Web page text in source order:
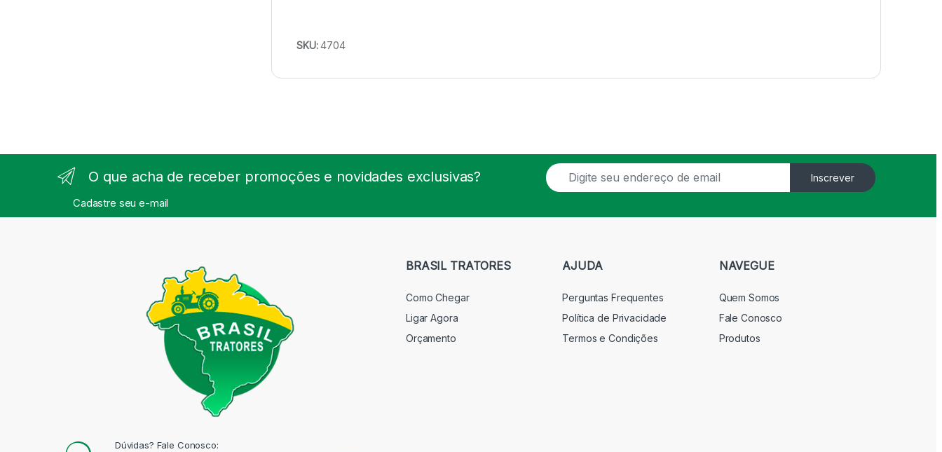
SKU:4704
O que acha de receber promoções e novidades exclusivas?
Cadastre seu e-mail
E
m
Inscrever
Dúvidas? Fale Conosco:
BRASIL TRATORES
Como Chegar
Ligar Agora
Orçamento
AJUDA
Perguntas Frequentes
Política de Privacidade
Termos e Condições
NAVEGUE
Quem Somos
Fale Conosco
Produtos